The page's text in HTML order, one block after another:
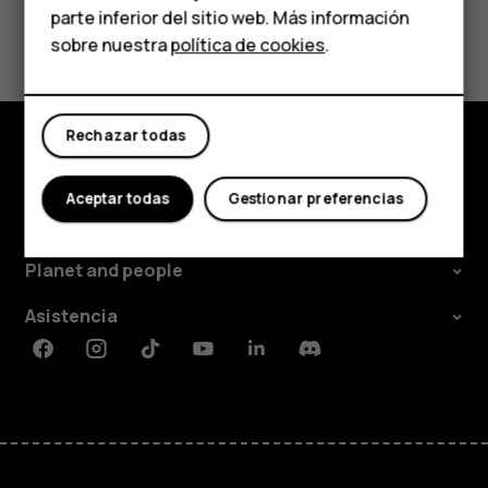
Tabletas
Tienda
Mi cuenta
¿Te ha parecido útil?
Tienda
Acerca de
Planet and people
Asistencia
FacebookInstagramTiktokYoutubeLinkedinDiscord
parte inferior del sitio web. Más información
sobre nuestrapolítica de cookies.
Rechazar todas
Gestionar preferencias
Aceptar todas